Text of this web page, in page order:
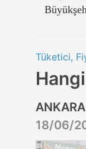
Tüketici,
18/06/